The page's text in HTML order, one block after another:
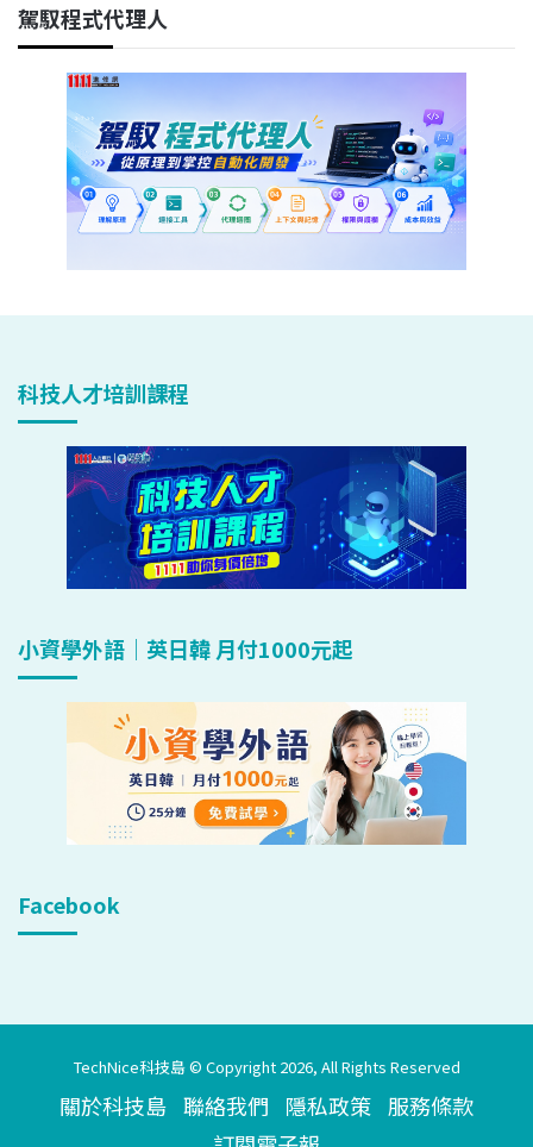
駕馭程式代理人
科技人才培訓課程
小資學外語｜英日韓 月付1000元起
Facebook
TechNice科技島 © Copyright 2026, All Rights Reserved
關於科技島 聯絡我們 隱私政策 服務條款